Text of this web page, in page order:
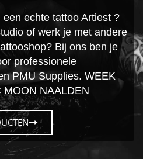
echte tattoo Artiest ?
of werk je met andere
Bij ons ben je
professionele
PMU Supplies. WEEK
NAALDEN